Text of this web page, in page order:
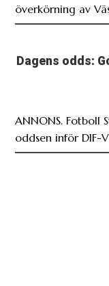
överkörning av
Dagens odds:
ANNONS. Fotboll
oddsen inför DIF-